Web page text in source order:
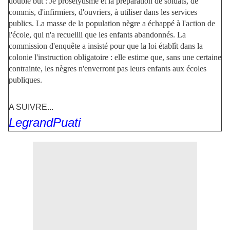
commis, d'infirmiers, d'ouvriers, à utiliser dans les services
publics. La masse de la population nègre a échappé à l'action de
l'école, qui n'a recueilli que les enfants abandonnés. La
commission d'enquête a insisté pour que la loi établît dans la
colonie l'instruction obligatoire : elle estime que, sans une certaine
contrainte, les nègres n'enverront pas leurs enfants aux écoles
publiques.
A SUIVRE...
LegrandPuati